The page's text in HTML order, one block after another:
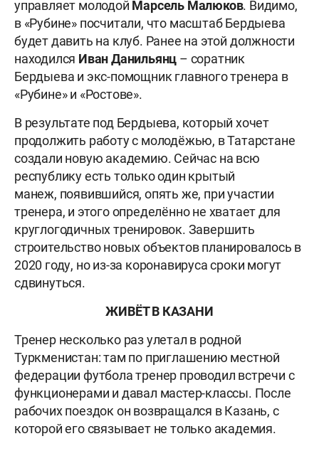
управляет молодой Марсель Малюков. Видимо,
в «Рубине» посчитали, что масштаб Бердыева
будет давить на клуб. Ранее на этой должности
находился Иван Данильянц – соратник
Бердыева и экс-помощник главного тренера в
«Рубине» и «Ростове».
В результате под Бердыева, который хочет
продолжить работу с молодёжью, в Татарстане
создали новую академию. Сейчас на всю
республику есть только один крытый
манеж, появившийся, опять же, при участии
тренера, и этого определённо не хватает для
круглогодичных тренировок. Завершить
строительство новых объектов планировалось в
2020 году, но из-за коронавируса сроки могут
сдвинуться.
ЖИВЁТ В КАЗАНИ
Тренер несколько раз улетал в родной
Туркменистан: там по приглашению местной
федерации футбола тренер проводил встречи с
функционерами и давал мастер-классы. После
рабочих поездок он возвращался в Казань, с
которой его связывает не только академия.